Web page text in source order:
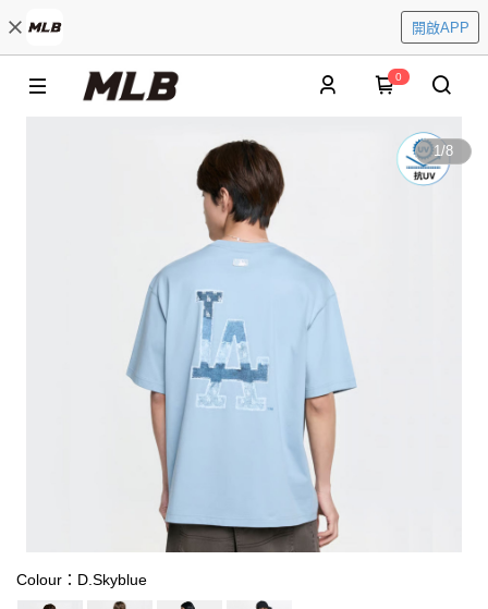
開啟APP
0
1/8
Colour：D.Skyblue